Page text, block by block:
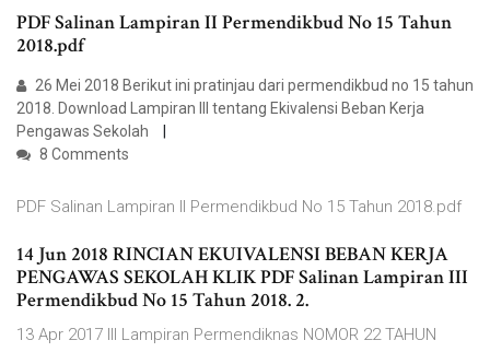
PDF Salinan Lampiran II Permendikbud No 15 Tahun
2018.pdf
26 Mei 2018 Berikut ini pratinjau dari permendikbud no 15 tahun
2018. Download Lampiran III tentang Ekivalensi Beban Kerja
Pengawas Sekolah
8 Comments
PDF Salinan Lampiran II Permendikbud No 15 Tahun 2018.pdf
14 Jun 2018 RINCIAN EKUIVALENSI BEBAN KERJA
PENGAWAS SEKOLAH KLIK PDF Salinan Lampiran III
Permendikbud No 15 Tahun 2018. 2.
13 Apr 2017 III Lampiran Permendiknas NOMOR 22 TAHUN